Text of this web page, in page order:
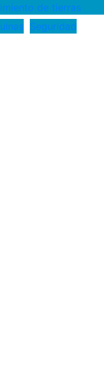
de tierras
Seguridad